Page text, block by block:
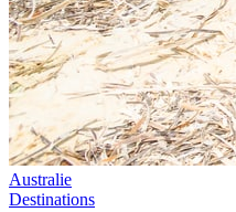
Australie
Destinations